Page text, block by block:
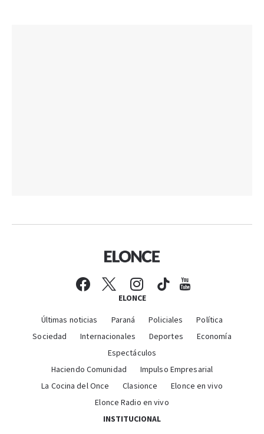
ELONCE
Últimas noticias Paraná Policiales
Política
Sociedad
Internacionales Deportes
Economía
Espectáculos
Haciendo Comunidad
Impulso Empresarial
La Cocina del Once
Clasionce
Elonce en vivo
Elonce Radio en vivo
INSTITUCIONAL